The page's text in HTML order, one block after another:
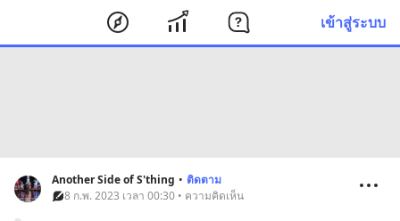
เข้าสู่ระบบ
Another Side of S'thing • ติดตาม
8 ก.พ. 2023 เวลา 00:30 • ความคิดเห็น